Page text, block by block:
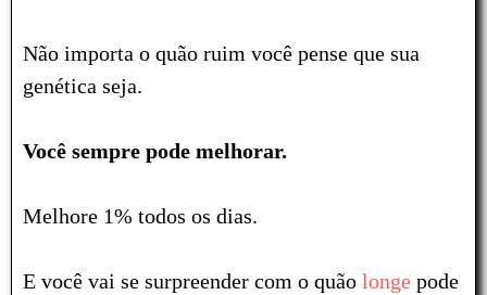
Não importa o quão ruim você pense que sua
genética seja.
Você sempre pode melhorar.
Melhore 1% todos os dias.
E você vai se surpreender com o quão longe pode